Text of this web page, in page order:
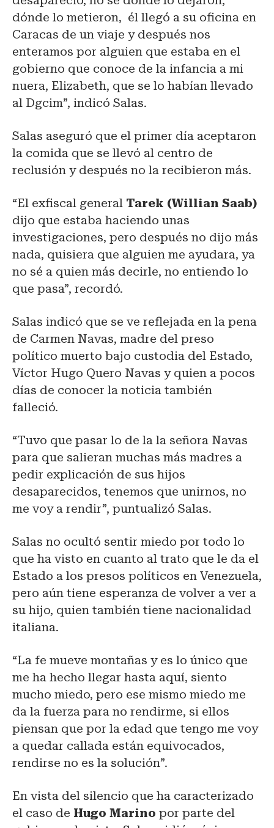
dónde lo metieron, él llegó a su oficina en
Caracas de un viaje y después nos
enteramos por alguien que estaba en el
gobierno que conoce de la infancia a mi
nuera, Elizabeth, que se lo habían llevado
al Dgcim”, indicó Salas.
Salas aseguró que el primer día aceptaron
la comida que se llevó al centro de
reclusión y después no la recibieron más.
“El exfiscal general Tarek (Willian Saab)
dijo que estaba haciendo unas
investigaciones, pero después no dijo más
nada, quisiera que alguien me ayudara, ya
no sé a quien más decirle, no entiendo lo
que pasa”, recordó.
Salas indicó que se ve reflejada en la pena
de Carmen Navas, madre del preso
político muerto bajo custodia del Estado,
Víctor Hugo Quero Navas y quien a pocos
días de conocer la noticia también
falleció.
“Tuvo que pasar lo de la la señora Navas
para que salieran muchas más madres a
pedir explicación de sus hijos
desaparecidos, tenemos que unirnos, no
me voy a rendir”, puntualizó Salas.
Salas no ocultó sentir miedo por todo lo
que ha visto en cuanto al trato que le da el
Estado a los presos políticos en Venezuela,
pero aún tiene esperanza de volver a ver a
su hijo, quien también tiene nacionalidad
italiana.
“La fe mueve montañas y es lo único que
me ha hecho llegar hasta aquí, siento
mucho miedo, pero ese mismo miedo me
da la fuerza para no rendirme, si ellos
piensan que por la edad que tengo me voy
a quedar callada están equivocados,
rendirse no es la solución”.
En vista del silencio que ha caracterizado
el caso de Hugo Marino por parte del